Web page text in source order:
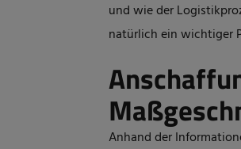
und wie der
natürlich ein wichtiger
Anhand der